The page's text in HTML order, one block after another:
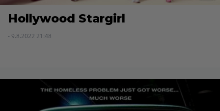
Hollywood Stargirl
- 9.8.2022 21:48